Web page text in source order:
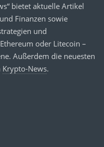
bietet aktuelle Artikel
Finanzen sowie
und
oder Litecoin –
Außerdem die neuesten
Krypto-News.